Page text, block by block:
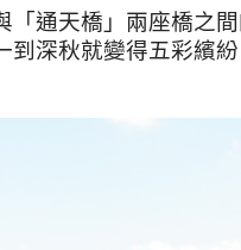
通天橋」兩座橋之
深秋就變得五彩繽